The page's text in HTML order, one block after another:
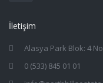
İletişim
Alasya Park Blok: 4
0 (533) 845 01 01